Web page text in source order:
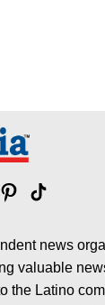
Pinterest
Tik
news
valuable
the Latino